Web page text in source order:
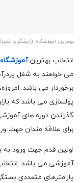
بهترین آموزشگاه آرایشگری شیراز
انتخاب بهترین
می خواهند به شغل
برخوردار می باشد.
پولسازی می باشد که
گذراندن دوره های
برای علاقه مندان جهت
اولین قدم جهت ورود به
آموزشی می باشد.
پارامترهای متعددی